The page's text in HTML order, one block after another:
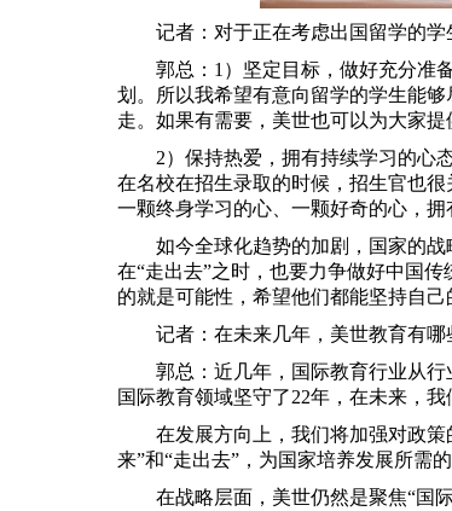
记者：对于正在考虑出国留学的学
郭总：1）坚定目标，做好充分准
划。所以我希望有意向留学的学生能
走。如果有需要，美世也可以为大家提
2）保持热爱，拥有持续学习的心
在名校在招生录取的时候，招生官也
一颗终身学习的心、一颗好奇的心，拥
如今全球化趋势的加剧，国家的
在“走出去”之时，也要力争做好中国
的就是可能性，希望他们都能坚持自己
记者：在未来几年，美世教育有哪
郭总：近几年，国际教育行业从
国际教育领域坚守了22年，在未来，
在发展方向上，我们将加强对政
来”和“走出去”，为国家培养发展所需
在战略层面，美世仍然是聚焦“国